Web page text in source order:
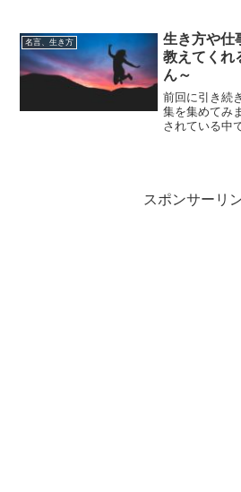
ですが・・・
てく。つらい
ドリンクと思
名言、生き方
生き方や仕
教えてくれ
ん～
前回に引き続
集を集めてみ
されている中
スポンサーリ